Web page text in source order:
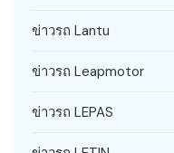
ข่าวรถ Lantu
ข่าวรถ Leapmotor
ข่าวรถ LEPAS